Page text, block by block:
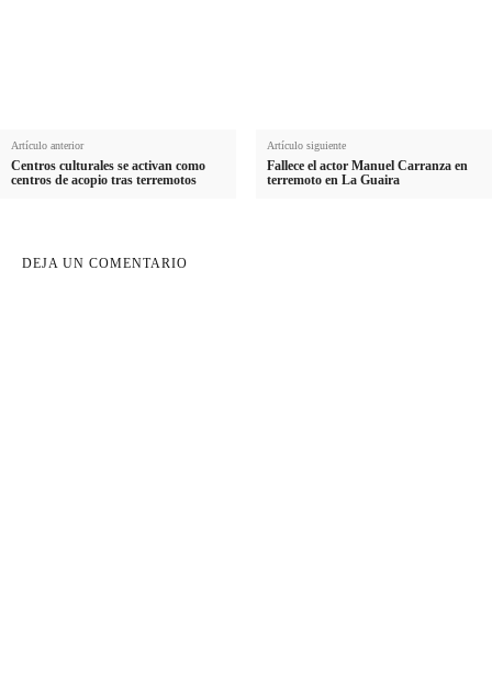
Artículo anterior
Centros culturales se activan como
centros de acopio tras terremotos
Artículo siguiente
Fallece el actor Manuel Carranza en
terremoto en La Guaira
DEJA UN COMENTARIO